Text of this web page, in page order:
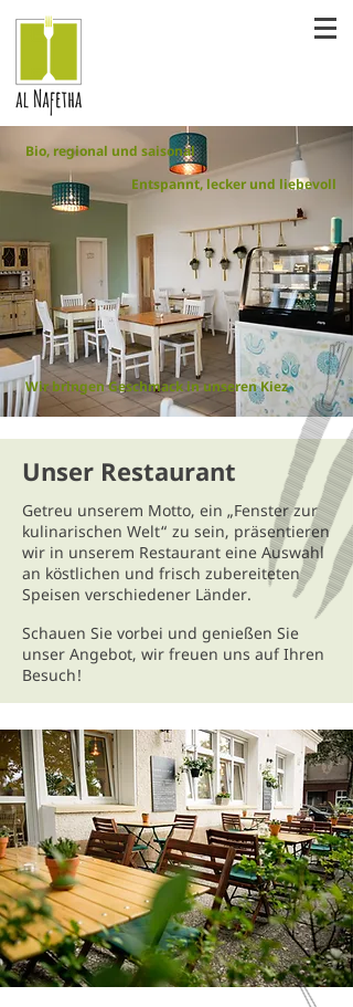
Bio, regional und saisonal
Entspannt, lecker und liebevoll
Wir bringen Geschmack in unseren Kiez
Unser Restaurant
Getreu unserem Motto, ein „Fenster zur
kulinarischen Welt“ zu sein, präsentieren
wir in unserem Restaurant eine Auswahl
an köstlichen und frisch zubereiteten
Speisen verschiedener Länder.
Schauen Sie vorbei und genießen Sie
unser Angebot, wir freuen uns auf Ihren
Besuch!